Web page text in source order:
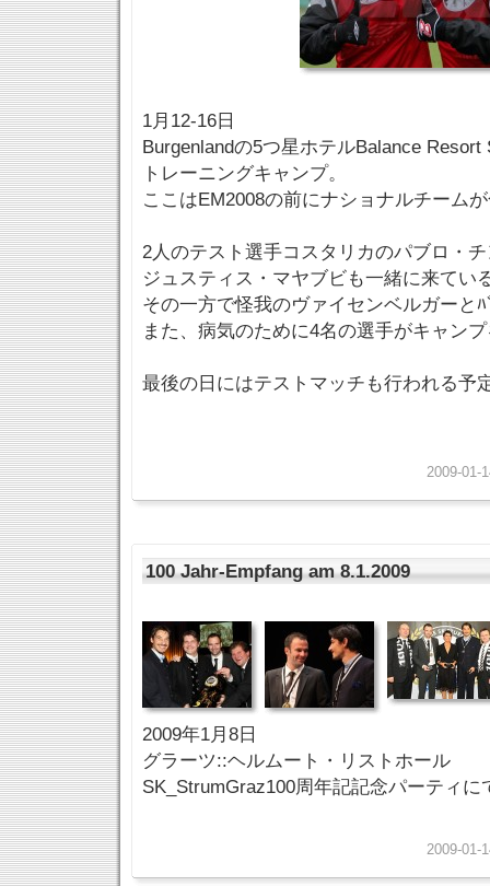
1月12-16日
Burgenlandの5つ星ホテルBalance Resort
トレーニングキャンプ。
ここはEM2008の前にナショナルチーム
2人のテスト選手コスタリカのパブロ・
ジュスティス・マヤブビも一緒に来てい
その一方で怪我のヴァイセンベルガーと
また、病気のために4名の選手がキャン
最後の日にはテストマッチも行われる予
2009-01-
100 Jahr-Empfang am 8.1.2009
2009年1月8日
グラーツ::ヘルムート・リストホール
SK_StrumGraz100周年記記念パーティに
2009-01-